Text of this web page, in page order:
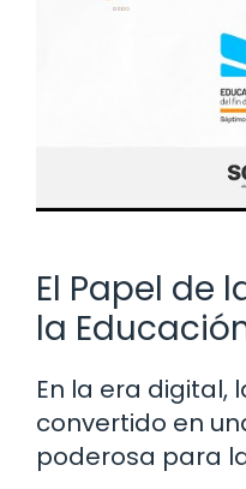
El Papel de
la
En la era digital,
convertido en
poderosa para